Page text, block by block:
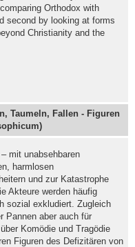
Orthodox with
second by looking at forms
Christianity and the
Taumeln, Fallen - Figuren
mit unabsehbaren
harmlosen
und zur Katastrophe
Akteure werden häufig
sozial exkludiert. Zugleich
Pannen aber auch für
Komödie und Tragödie
Figuren des Defizitären von